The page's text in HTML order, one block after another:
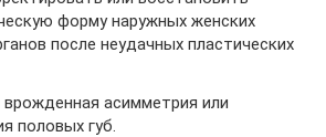
форму наружных женских
после неудачных пластических
асимметрия или
половых губ.